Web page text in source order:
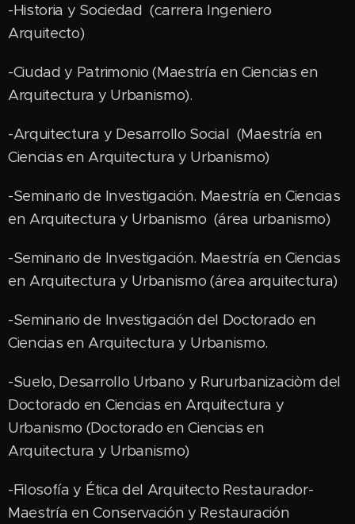
-Historia y Sociedad (carrera Ingeniero
Arquitecto)
-Ciudad y Patrimonio (Maestría en Ciencias en
Arquitectura y Urbanismo).
-Arquitectura y Desarrollo Social (Maestría en
Ciencias en Arquitectura y Urbanismo)
-Seminario de Investigación. Maestría en Ciencias
en Arquitectura y Urbanismo (área urbanismo)
-Seminario de Investigación. Maestría en Ciencias
en Arquitectura y Urbanismo (área arquitectura)
-Seminario de Investigación del Doctorado en
Ciencias en Arquitectura y Urbanismo.
-Suelo, Desarrollo Urbano y Rururbanizaciòm del
Doctorado en Ciencias en Arquitectura y
Urbanismo (Doctorado en Ciencias en
Arquitectura y Urbanismo)
-Filosofía y Ética del Arquitecto Restaurador-
Maestría en Conservación y Restauración